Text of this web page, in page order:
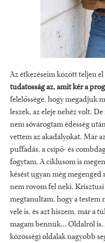
Az étkezéseim között teljen
tudatosság az, amit kér a
felelőssége, hogy megadjuk
leszek, az eleje nehéz volt.
nem sóvárogtam édesség
vettem az akadályokat. Már
puffadás, a csípő- és
fogytam. A ciklusom is
késést ugyan még
nem rovom fel neki.
megtanultam, hogy a testem
vele is, és azt hiszem, már a
magam bennük... Oldalról
közösségi oldalak nagyobb